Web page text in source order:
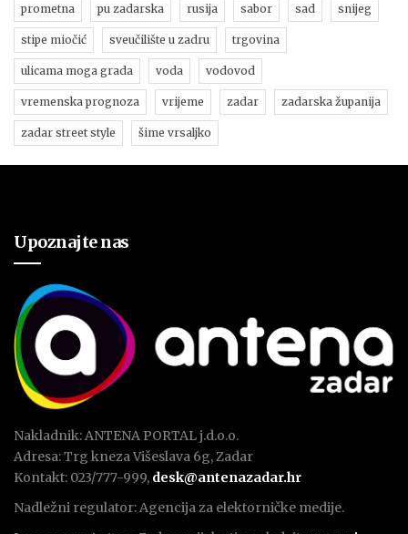
prometna pu zadarska rusija sabor sad snijeg
stipe miočić sveučilište u zadru trgovina
ulicama moga grada voda vodovod
vremenska prognoza vrijeme zadar zadarska županija
zadar street style šime vrsaljko
Upoznajte nas
Nakladnik: ANTENA PORTAL j.d.o.o.
Adresa: Trg kneza Višeslava 6g, Zadar
Kontakt: 023/777-999, desk@antenazadar.hr
Nadležni regulator: Agencija za elektorničke medije.